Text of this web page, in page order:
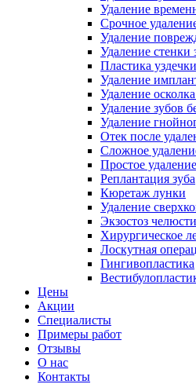
Удаление
Срочное
Удаление
Удаление стенки
Пластика
Удаление
Удаление осколка
Удаление зубов
Удаление
Отек после
Сложное
Простое
Реплантация зуба
Кюретаж лунки
Удаление
Экзостоз челюсти
Хирургическое
Лоскутная
Гингивопластика
Цены
Акции
Специалисты
Примеры работ
Отзывы
О нас
Контакты